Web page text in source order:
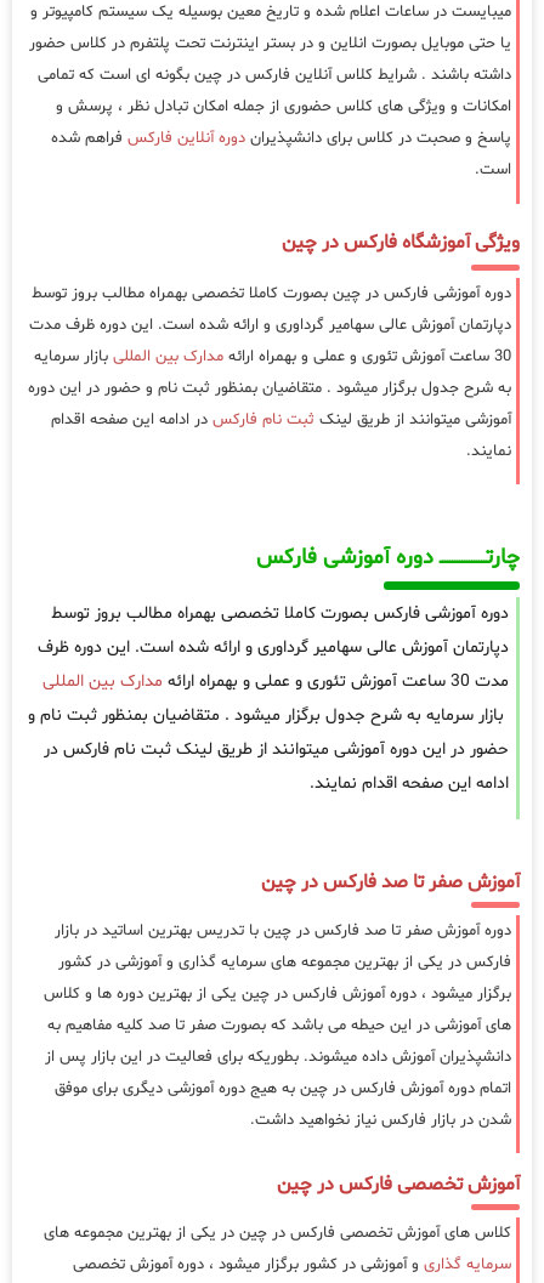
میبایست در ساعات اعلام شده و تاریخ معین بوسیله یک سیستم کامپیوتر و
یا حتی موبایل بصورت انلاین و در بستر اینترنت تحت پلتفرم در کلاس حضور
داشته باشند . شرایط کلاس آنلاین فارکس در چین بگونه ای است که تمامی
امکانات و ویژگی های کلاس حضوری از جمله امکان تبادل نظر ، پرسش و
پاسخ و صحبت در کلاس برای دانشپذیران دوره آنلاین فارکس فراهم شده
است.
ویژگی آموزشگاه فارکس در چین
دوره آموزشی فارکس در چین بصورت کاملا تخصصی بهمراه مطالب بروز توسط
دپارتمان آموزش عالی سهامیر گرداوری و ارائه شده است. این دوره ظرف مدت
30 ساعت آموزش تئوری و عملی و بهمراه ارائه
مدارک بین المللی بازار سرمایه
به شرح جدول برگزار میشود . متقاضیان بمنظور ثبت نام و حضور در این دوره
آموزشی میتوانند از طریق لینک ثبت نام فارکس در ادامه این صفحه اقدام
نمایند.
چارتـــــــــــــــــــ دوره آموزشی فارکس
دوره آموزشی فارکس بصورت کاملا تخصصی بهمراه مطالب بروز توسط
دپارتمان آموزش عالی سهامیر گرداوری و ارائه شده است. این دوره ظرف
مدت 30 ساعت آموزش تئوری و عملی و بهمراه ارائه
مدارک بین المللی
بازار سرمایه به شرح جدول برگزار میشود . متقاضیان بمنظور ثبت نام و
حضور در این دوره آموزشی میتوانند از طریق لینک ثبت نام فارکس در
ادامه این صفحه اقدام نمایند.
آموزش صفر تا صد فارکس در چین
دوره آموزش صفر تا صد فارکس در چین با تدریس بهترین اساتید در بازار
فارکس در یکی از بهترین مجموعه های سرمایه گذاری و آموزشی در کشور
برگزار میشود ، دوره آموزش فارکس در چین یکی از بهترین دوره ها و کلاس
های آموزشی در این حیطه می باشد که بصورت صفر تا صد کلیه مفاهیم به
دانشپذیران آموزش داده میشوند. بطوریکه برای فعالیت در این بازار پس از
اتمام دوره آموزش فارکس در چین به هیج دوره آموزشی دیگری برای موفق
شدن در بازار فارکس نیاز نخواهید داشت.
آموزش تخصصی فارکس در چین
کلاس های آموزش تخصصی فارکس در چین در یکی از بهترین مجموعه های
سرمایه گذاری و آموزشی در کشور برگزار میشود ، دوره آموزش تخصصی